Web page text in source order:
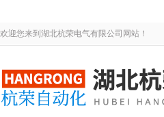
欢迎您来到湖北杭荣电气有限公司网站！